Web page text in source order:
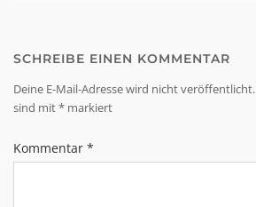
SCHREIBE EINEN KOMMENTAR
Deine E-Mail-Adresse wird nicht veröffentlicht.
sind mit* markiert
Kommentar *